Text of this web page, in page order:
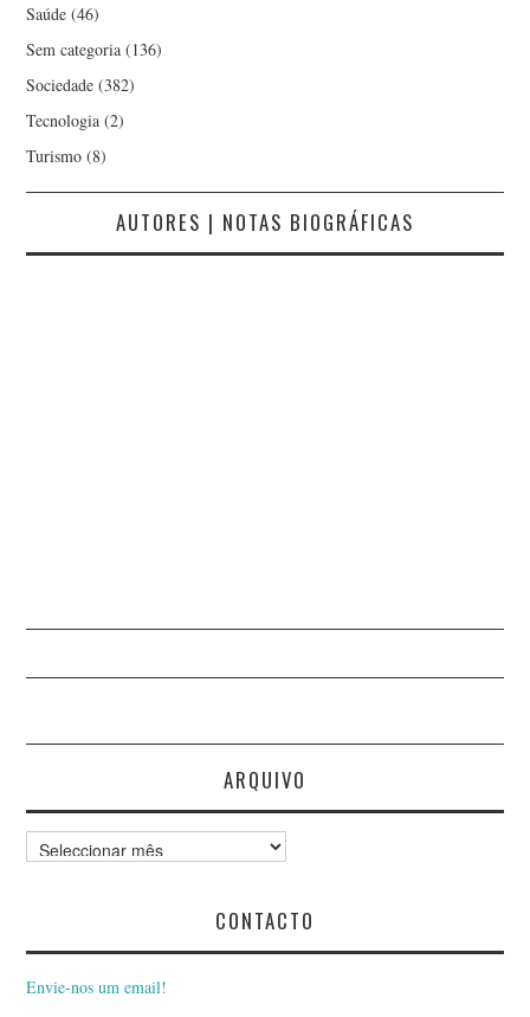
Saúde (46)
Sem categoria (136)
Sociedade (382)
Tecnologia (2)
Turismo (8)
AUTORES | NOTAS BIOGRÁFICAS
ARQUIVO
Arquivo
CONTACTO
Envie-nos um email!